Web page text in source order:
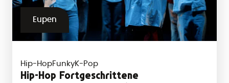
Eupen
Hip-HopFunkyK-Pop
Hip-Hop Fortgeschrittene